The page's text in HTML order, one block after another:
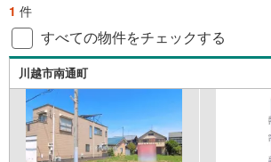
1 件
すべての物件をチェックする
川越市南通町